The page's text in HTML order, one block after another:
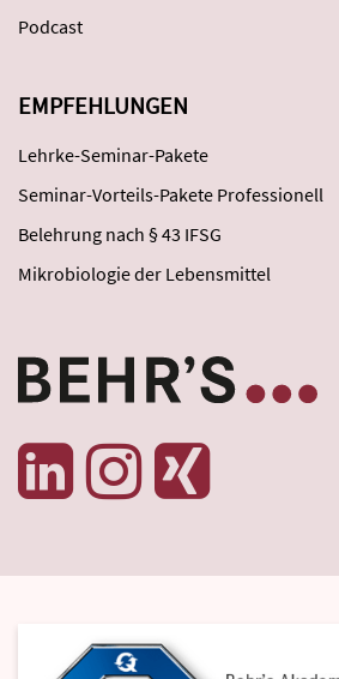
Podcast
EMPFEHLUNGEN
Lehrke-Seminar-Pakete
Seminar-Vorteils-Pakete Professionell
Belehrung nach § 43 IFSG
Mikrobiologie der Lebensmittel